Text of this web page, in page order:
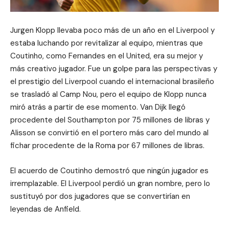
Jurgen Klopp llevaba poco más de un año en el Liverpool y
estaba luchando por revitalizar al equipo, mientras que
Coutinho, como Fernandes en el United, era su mejor y
más creativo jugador. Fue un golpe para las perspectivas y
el prestigio del Liverpool cuando el internacional brasileño
se trasladó al Camp Nou, pero el equipo de Klopp nunca
miró atrás a partir de ese momento. Van Dijk llegó
procedente del Southampton por 75 millones de libras y
Alisson se convirtió en el portero más caro del mundo al
fichar procedente de la Roma por 67 millones de libras.
El acuerdo de Coutinho demostró que ningún jugador es
irremplazable. El Liverpool perdió un gran nombre, pero lo
sustituyó por dos jugadores que se convertirían en
leyendas de Anfield.